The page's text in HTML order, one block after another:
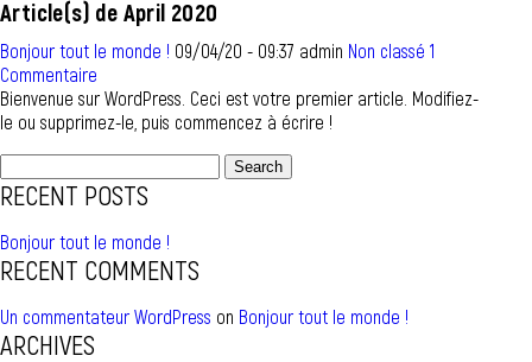
Article(s) de April 2020
Bonjour tout le monde ! 09/04/20 - 09:37 admin Non classé 1
Commentaire
Bienvenue sur WordPress. Ceci est votre premier article. Modifiez-
le ou supprimez-le, puis commencez à écrire !
Search
for:
RECENT POSTS
Bonjour tout le monde !
RECENT COMMENTS
Un commentateur WordPress on Bonjour tout le monde !
ARCHIVES